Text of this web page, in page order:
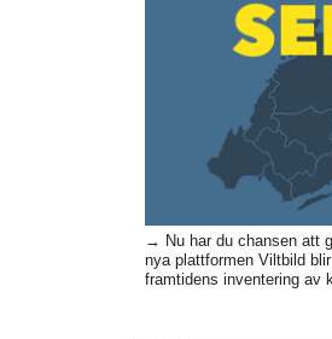
→ Nu har du chansen att
nya plattformen Viltbild
framtidens inventering av